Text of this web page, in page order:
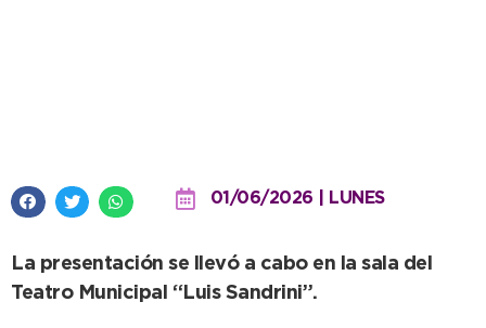
01/06/2026 | LUNES
La presentación se llevó a cabo en la sala del
Teatro Municipal “Luis Sandrini”.